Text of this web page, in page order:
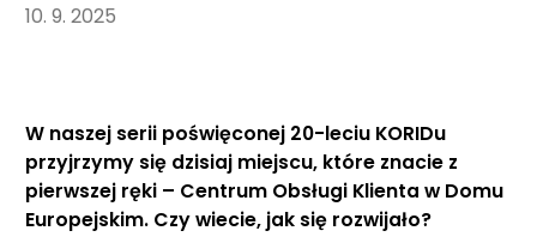
10. 9. 2025
W naszej serii poświęconej 20-leciu KORIDu
przyjrzymy się dzisiaj miejscu, które znacie z
pierwszej ręki – Centrum Obsługi Klienta w Domu
Europejskim. Czy wiecie, jak się rozwijało?